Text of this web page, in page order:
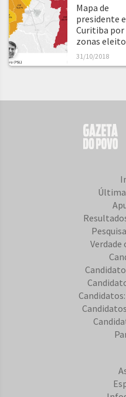
Mapa de
presidente
Curitiba por
zonas
31/10/2018
Verdade